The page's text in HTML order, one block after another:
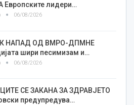
Европските лидери…
06/08/2026
НАПАД ОД ВМРО-ДПМНЕ
шири песимизам и…
06/08/2026
СЕ ЗАКАНА ЗА ЗДРАВЈЕТО
предупредува…